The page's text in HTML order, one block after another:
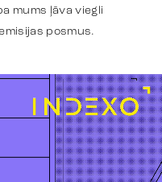
mums ļāva viegli
posmus.